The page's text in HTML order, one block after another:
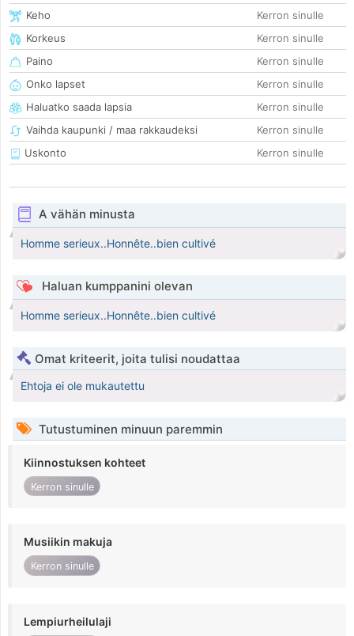
Keho
Kerron sinulle
Korkeus
Kerron sinulle
Paino
Kerron sinulle
Onko lapset
Kerron sinulle
Haluatko saada lapsia
Kerron sinulle
Vaihda kaupunki / maa rakkaudeksi
Kerron sinulle
Uskonto
Kerron sinulle
A vähän minusta
Homme serieux..Honnête..bien cultivé
Haluan kumppanini olevan
Homme serieux..Honnête..bien cultivé
Omat kriteerit, joita tulisi noudattaa
Ehtoja ei ole mukautettu
Tutustuminen minuun paremmin
Kiinnostuksen kohteet
Kerron sinulle
Musiikin makuja
Kerron sinulle
Lempiurheilulaji